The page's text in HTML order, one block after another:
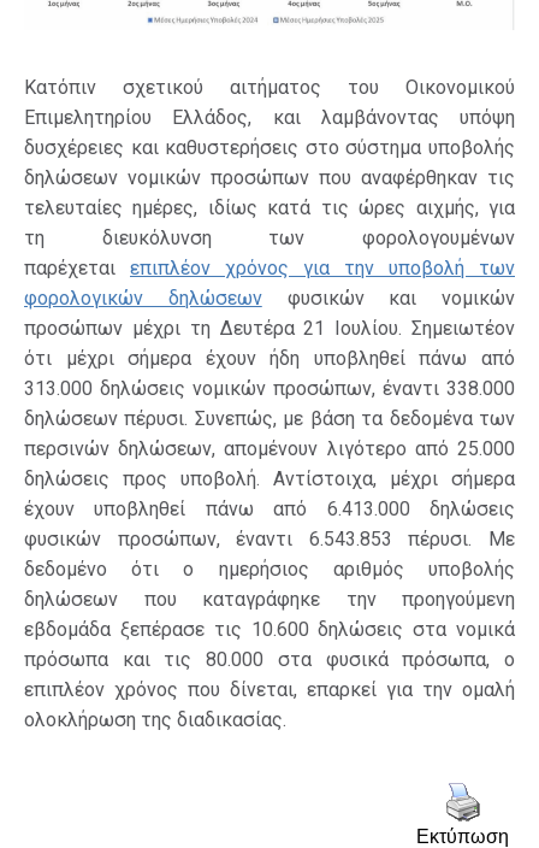
Κατόπιν σχετικού αιτήματος του Οικονομικού
Επιμελητηρίου Ελλάδος, και λαμβάνοντας υπόψη
δυσχέρειες και καθυστερήσεις στο σύστημα υποβολής
δηλώσεων νομικών προσώπων που αναφέρθηκαν τις
τελευταίες ημέρες, ιδίως κατά τις ώρες αιχμής, για
τη διευκόλυνση των φορολογουμένων
παρέχεται επιπλέον χρόνος για την υποβολή των
φορολογικών δηλώσεωνφυσικών και νομικών
προσώπων μέχρι τη Δευτέρα 21 Ιουλίου. Σημειωτέον
ότι μέχρι σήμερα έχουν ήδη υποβληθεί πάνω από
313.000 δηλώσεις νομικών προσώπων, έναντι 338.000
δηλώσεων πέρυσι. Συνεπώς, με βάση τα δεδομένα των
περσινών δηλώσεων, απομένουν λιγότερο από 25.000
δηλώσεις προς υποβολή. Αντίστοιχα, μέχρι σήμερα
έχουν υποβληθεί πάνω από 6.413.000 δηλώσεις
φυσικών προσώπων, έναντι 6.543.853 πέρυσι. Με
δεδομένο ότι ο ημερήσιος αριθμός υποβολής
δηλώσεων που καταγράφηκε την προηγούμενη
εβδομάδα ξεπέρασε τις 10.600 δηλώσεις στα νομικά
πρόσωπα και τις 80.000 στα φυσικά πρόσωπα, ο
επιπλέον χρόνος που δίνεται, επαρκεί για την ομαλή
ολοκλήρωση της διαδικασίας.
Εκτύπωση